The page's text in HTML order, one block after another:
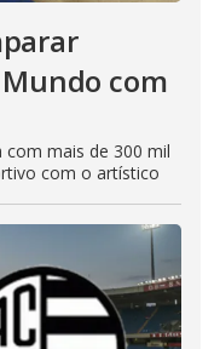
com
com mais de 300 mil
com o artístico